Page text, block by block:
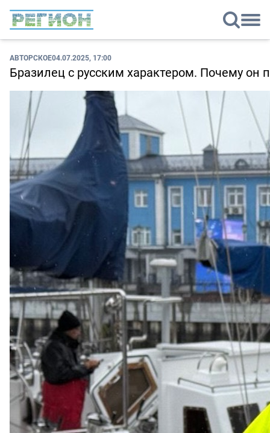
АВТОРСКОЕ04.07.2025, 17:00
Бразилец с русским характером. Почему